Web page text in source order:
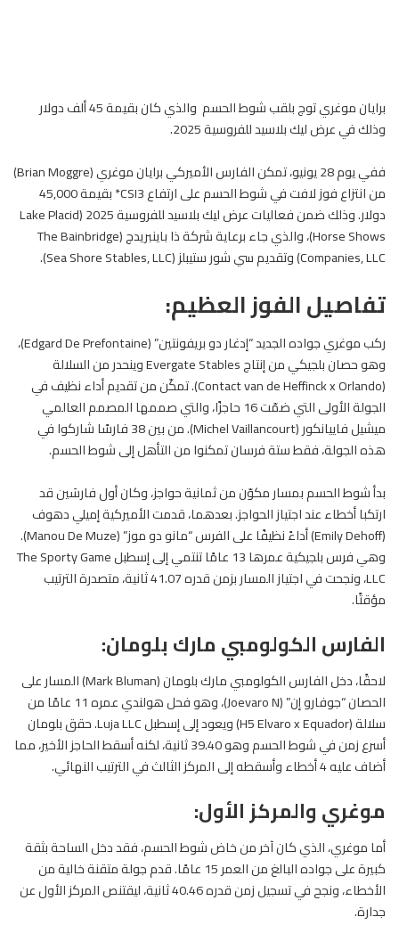
برايان موغري توج بلقب شوط الحسم والذي كان بقيمة 45 ألف دولار
وذلك في عرض ليك بلاسيد للفروسية 2025.
ففي يوم 28 يونيو، تمكن
الفارس
الأميركي برايان موغري (Brian Moggre)
من انتزاع فوز لافت في شوط الحسم على ارتفاع CSI3* بقيمة 45,000
دولار. وذلك ضمن فعاليات عرض ليك بلاسيد للفروسية 2025 (Lake Placid
Horse Shows)، والذي جاء برعاية شركة ذا باينبريدج (The Bainbridge
Companies, LLC) وتقديم سي شور ستيبلز (Sea Shore Stables, LLC).
تفاصيل الفوز العظيم:
ركبموغري
جواده الجديد “إدغار دو بريفونتين” (Edgard De Prefontaine)،
وهو حصان بلجيكي من إنتاج Evergate Stables وينحدر من السلالة
(Contact van de Heffinck x Orlando). تمكّن من تقديم أداء نظيف في
الجولة الأولى التي ضمّت 16 حاجزًا، والتي صممها المصمم العالمي
ميشيل فاييانكور (Michel Vaillancourt). من بين 38 فارسًا شاركوا في
هذه الجولة، فقط ستة فرسان تمكنوا من التأهل إلى شوط الحسم.
بدأ شوط الحسم بمسار مكوّن من ثمانية حواجز، وكان أول فارسَين قد
ارتكبا أخطاء عند اجتيازالحواجز. بعدهما، قدمت الأميركية إميلي دهوف
(Emily Dehoff) أداءً نظيفًا على الفرس “مانو دو موز” (Manou De Muze).
وهي فرس بلجيكية عمرها 13 عامًا تنتمي إلى إسطبل The Sporty Game
LLC، ونجحت في اجتياز المسار بزمن قدره 41.07 ثانية، متصدرة الترتيب
مؤقتًا.
الفارس الكولومبي مارك بلومان:
لاحقًا، دخل الفارس الكولومبي مارك بلومان (Mark Bluman) المسار على
الحصان
“جوفارو إن” (Joevaro N)، وهو فحل هولندي عمره 11 عامًا من
سلالة (H5 Elvaro x Equador) ويعود إلى إسطبل Luja LLC. حقق بلومان
أسرع زمن في شوط الحسم وهو 39.40 ثانية، لكنه أسقط الحاجز الأخير، مما
أضاف عليه 4 أخطاء وأسقطه إلى المركز الثالث في الترتيب النهائي.
موغري والمركز الأول:
أما موغري، الذي كان آخر من خاض شوط الحسم، فقد دخل الساحة بثقة
كبيرة على جواده البالغ من العمر 15 عامًا. قدم جولة متقنة خالية من
الأخطاء، ونجح في تسجيل زمن قدره 40.46 ثانية، ليقتنص المركز الأول عن
جدارة.